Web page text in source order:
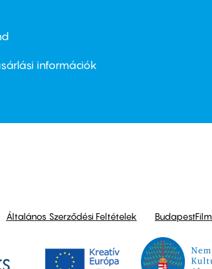
információk
Általános Szerződési Feltételek BudapestFilm